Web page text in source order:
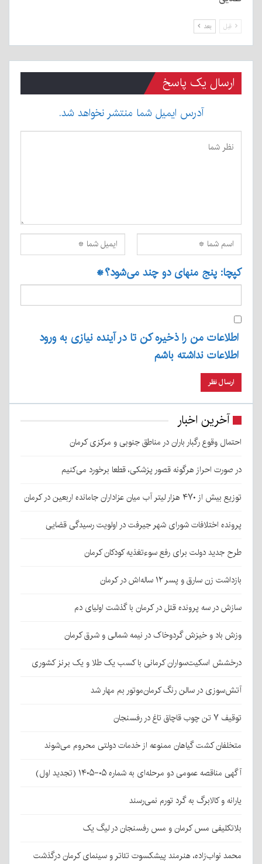
قبل بعد
ارسال یک پاسخ
آدرس ایمیل شما منتشر نخواهد شد.
کپچا: پنج منهای دو چند می‌شود؟*
اطلاعات من را ذخیره کن تا در آینده نیازی به ورود
اطلاعات نداشته باشم
آخرین اخبار
احتمال وقوع رگبار باران در مناطق جنوبی و مرکزی کرمان
در صورت احراز هرگونه قصور پزشکی، قطعا برخورد می‌کنیم
توزیع بیش از ۴۷۰ هزار لیتر آب میان عزاداران جامانده اربعین در کرمان
پرونده اختلافات شورای شهر جیرفت در اولویت رسیدگی قضایی
طرح جدید دولت برای رفع سوءتغذیه کودکان کرمان
بازداشت زن سارق و پسر ۱۲ ساله‌اش در کرمان
سازش در سه پرونده قتل در کرمان با گذشت اولیای دم
وزش باد و خیزش گردوخاک در نیمه شمالی و شرق کرمان
درخشش اسکیت‌سواران کرمانی با کسب یک طلا و یک برنز کشوری
آتش‌سوزی در سالن رنگ کرمان‌موتور بم مهار شد
توقیف ۷ تن چوب قاچاق تاغ در رفسنجان
متخلفان کشت گیاهان ممنوعه از خدمات دولتی محروم می‌شوند
آگهی مناقصه عمومی دو مرحله‌ای به شماره ۰۵-۱۴۰۵ (تجدید اول)
یارانه و کالابرگ به گرد تورم نمی‌رسند
بلاتکلیفی مس کرمان و مس رفسنجان در لیگ یک
محمد نواب‌زاده، هنرمند پیشکسوت تئاتر و سینمای کرمان درگذشت